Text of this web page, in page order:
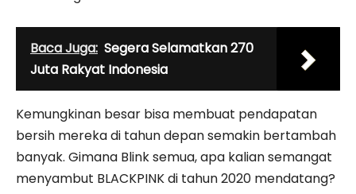
Baca Juga: Segera Selamatkan 270
Juta Rakyat Indonesia
Kemungkinan besar bisa membuat pendapatan
bersih mereka di tahun depan semakin bertambah
banyak. Gimana Blink semua, apa kalian semangat
menyambut BLACKPINK di tahun 2020 mendatang?